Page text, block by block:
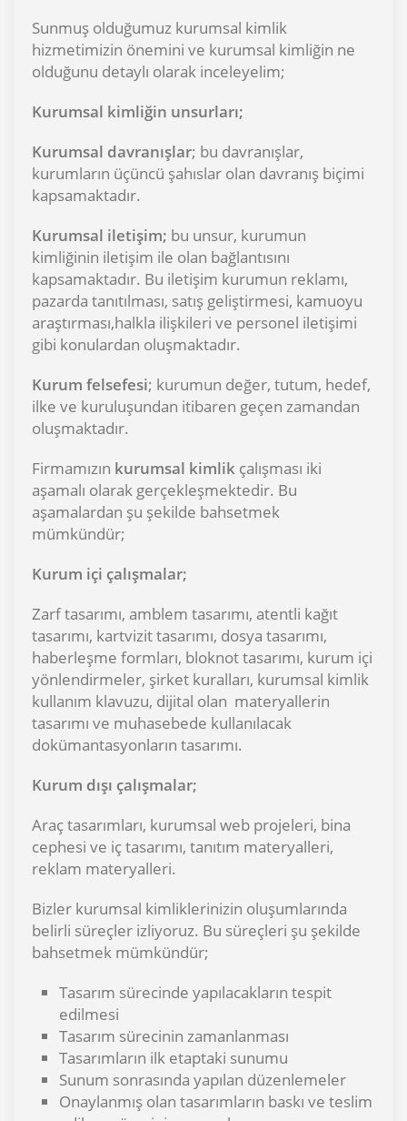
Sunmuş olduğumuz kurumsal kimlik
hizmetimizin önemini ve kurumsal kimliğin ne
olduğunu detaylı olarak inceleyelim;
Kurumsal kimliğin unsurları;
Kurumsal davranışlar; bu davranışlar,
kurumların üçüncü şahıslar olan davranış biçimi
kapsamaktadır.
Kurumsal iletişim; bu unsur, kurumun
kimliğinin iletişim ile olan bağlantısını
kapsamaktadır. Bu iletişim kurumun reklamı,
pazarda tanıtılması, satış geliştirmesi, kamuoyu
araştırması,halkla ilişkileri ve personel iletişimi
gibi konulardan oluşmaktadır.
Kurum felsefesi; kurumun değer, tutum, hedef,
ilke ve kuruluşundan itibaren geçen zamandan
oluşmaktadır.
Firmamızın kurumsal kimlik çalışması iki
aşamalı olarak gerçekleşmektedir. Bu
aşamalardan şu şekilde bahsetmek
mümkündür;
Kurum içi çalışmalar;
Zarf tasarımı, amblem tasarımı, atentli kağıt
tasarımı, kartvizit tasarımı, dosya tasarımı,
haberleşme formları, bloknot tasarımı, kurum içi
yönlendirmeler, şirket kuralları, kurumsal kimlik
kullanım klavuzu, dijital olan materyallerin
tasarımı ve muhasebede kullanılacak
dokümantasyonların tasarımı.
Kurum dışı çalışmalar;
Araç tasarımları, kurumsal web projeleri, bina
cephesi ve iç tasarımı, tanıtım materyalleri,
reklam materyalleri.
Bizler kurumsal kimliklerinizin oluşumlarında
belirli süreçler izliyoruz. Bu süreçleri şu şekilde
bahsetmek mümkündür;
Tasarım sürecinde yapılacakların tespit
edilmesi
Tasarım sürecinin zamanlanması
Tasarımların ilk etaptaki sunumu
Sunum sonrasında yapılan düzenlemeler
Onaylanmış olan tasarımların baskı ve teslim